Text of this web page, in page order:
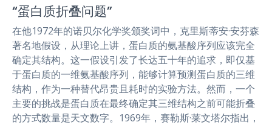
“蛋白质折叠问题”
在他1972年的诺贝尔化学奖颁奖词中，克里斯蒂安·安芬森
著名地假设，从理论上讲，蛋白质的氨基酸序列应该完全
确定其结构。这一假设引发了长达五十年的追求，即仅基
于蛋白质的一维氨基酸序列，能够计算预测蛋白质的三维
结构，作为一种替代昂贵且耗时的实验方法。然而，一个
主要的挑战是蛋白质在最终确定其三维结构之前可能折叠
的方式数量是天文数字。1969年，赛勒斯·莱文塔尔指出，